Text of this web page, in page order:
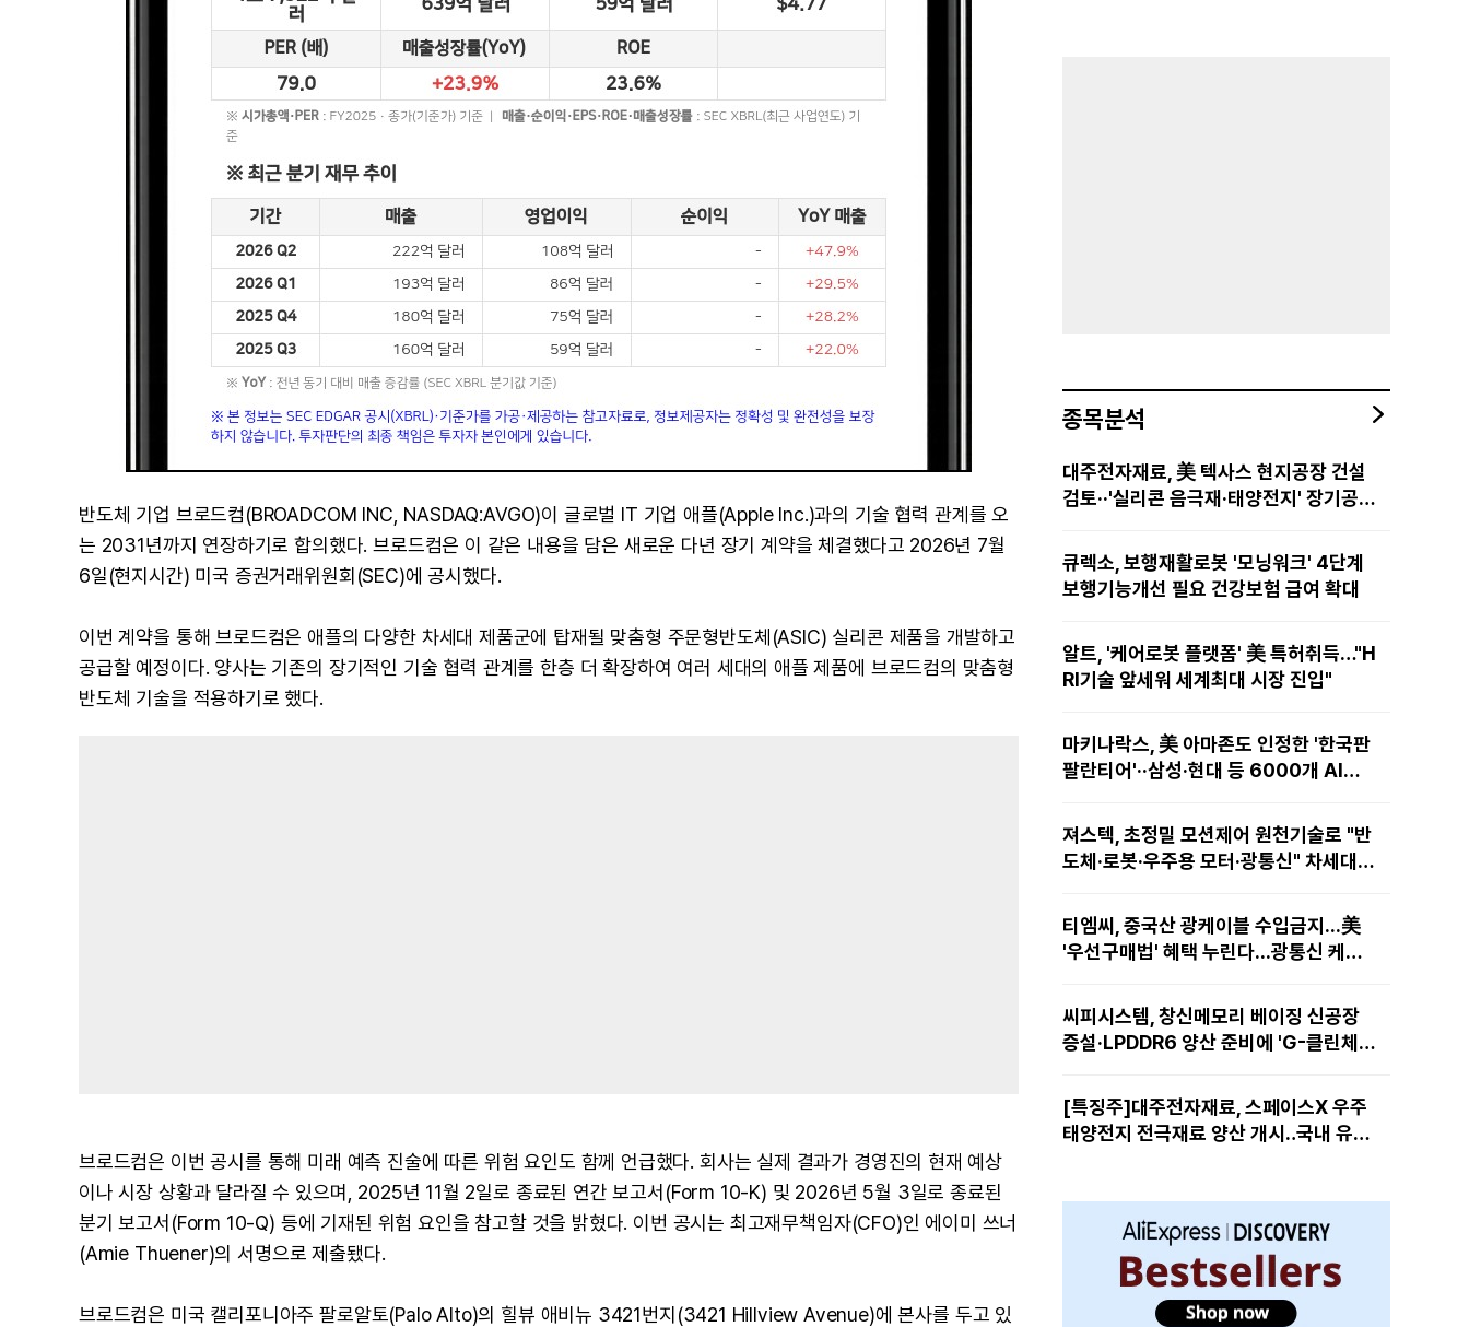
반도체 기업 브로드컴(BROADCOM INC, NASDAQ:AVGO)이 글로벌 IT 기업 애플(Apple Inc.)과의 기술 협력 관계를 오
는 2031년까지 연장하기로 합의했다. 브로드컴은 이 같은 내용을 담은 새로운 다년 장기 계약을 체결했다고 2026년 7월
6일(현지시간) 미국 증권거래위원회(SEC)에 공시했다.
이번 계약을 통해 브로드컴은 애플의 다양한 차세대 제품군에 탑재될 맞춤형 주문형반도체(ASIC) 실리콘 제품을 개발하고
공급할 예정이다. 양사는 기존의 장기적인 기술 협력 관계를 한층 더 확장하여 여러 세대의 애플 제품에 브로드컴의 맞춤형
반도체 기술을 적용하기로 했다.
브로드컴은 이번 공시를 통해 미래 예측 진술에 따른 위험 요인도 함께 언급했다. 회사는 실제 결과가 경영진의 현재 예상
이나 시장 상황과 달라질 수 있으며, 2025년 11월 2일로 종료된 연간 보고서(Form 10-K) 및 2026년 5월 3일로 종료된
분기 보고서(Form 10-Q) 등에 기재된 위험 요인을 참고할 것을 밝혔다. 이번 공시는 최고재무책임자(CFO)인 에이미 쓰너
(Amie Thuener)의 서명으로 제출됐다.
브로드컴은 미국 캘리포니아주 팔로알토(Palo Alto)의 힐뷰 애비뉴 3421번지(3421 Hillview Avenue)에 본사를 두고 있
종목분석
대주전자재료, 美 텍사스 현지공장 건설
검토··'실리콘 음극재·태양전지' 장기공급
큐렉소, 보행재활로봇 '모닝워크' 4단계
보행기능개선 필요 건강보험 급여 확대
알트, '케어로봇 플랫폼' 美 특허취득…"H
RI기술 앞세워 세계최대 시장 진입"
마키나락스, 美 아마존도 인정한 '한국판
팔란티어'··삼성·현대 등 6000개 AI모
져스텍, 초정밀 모션제어 원천기술로 "반
도체·로봇·우주용 모터·광통신" 차세대
티엠씨, 중국산 광케이블 수입금지...美
'우선구매법' 혜택 누린다...광통신 케이
씨피시스템, 창신메모리 베이징 신공장
증설·LPDDR6 양산 준비에 'G-클린체
[특징주]대주전자재료, 스페이스X 우주
태양전지 전극재료 양산 개시‥국내 유일